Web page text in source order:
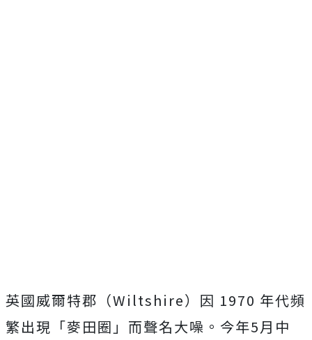
英國威爾特郡（Wiltshire）因 1970 年代頻
繁出現「麥田圈」而聲名大噪。今年5月中